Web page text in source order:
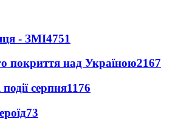
- ЗМІ4751
покриття над Україною2167
серпня1176
73